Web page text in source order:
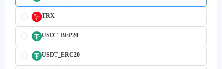
TRX
USDT_BEP20
USDT_ERC20